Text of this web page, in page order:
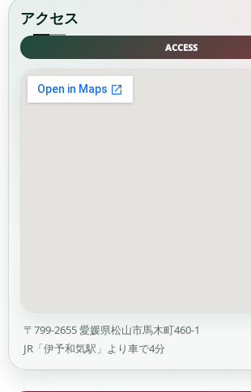
アクセス
ACCESS
〒799-2655 愛媛県松山市馬木町460-1
JR「伊予和気駅」より車で4分